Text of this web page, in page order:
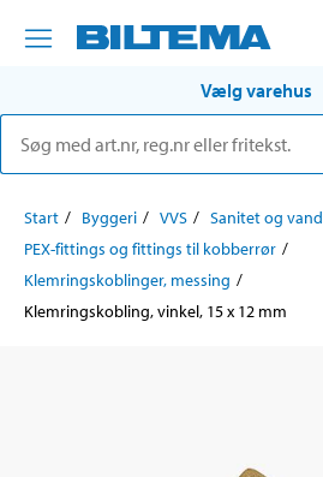
Vælg varehus
Start Byggeri VVS
Sanitet og vand
PEX-fittings og fittings til kobberrør
Klemringskoblinger, messing
Klemringskobling, vinkel, 15 x 12 mm